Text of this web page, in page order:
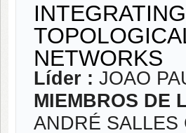
NETWORKS
Líder : JOAO
MIEMBROS DE
ANDRÉ SALLES